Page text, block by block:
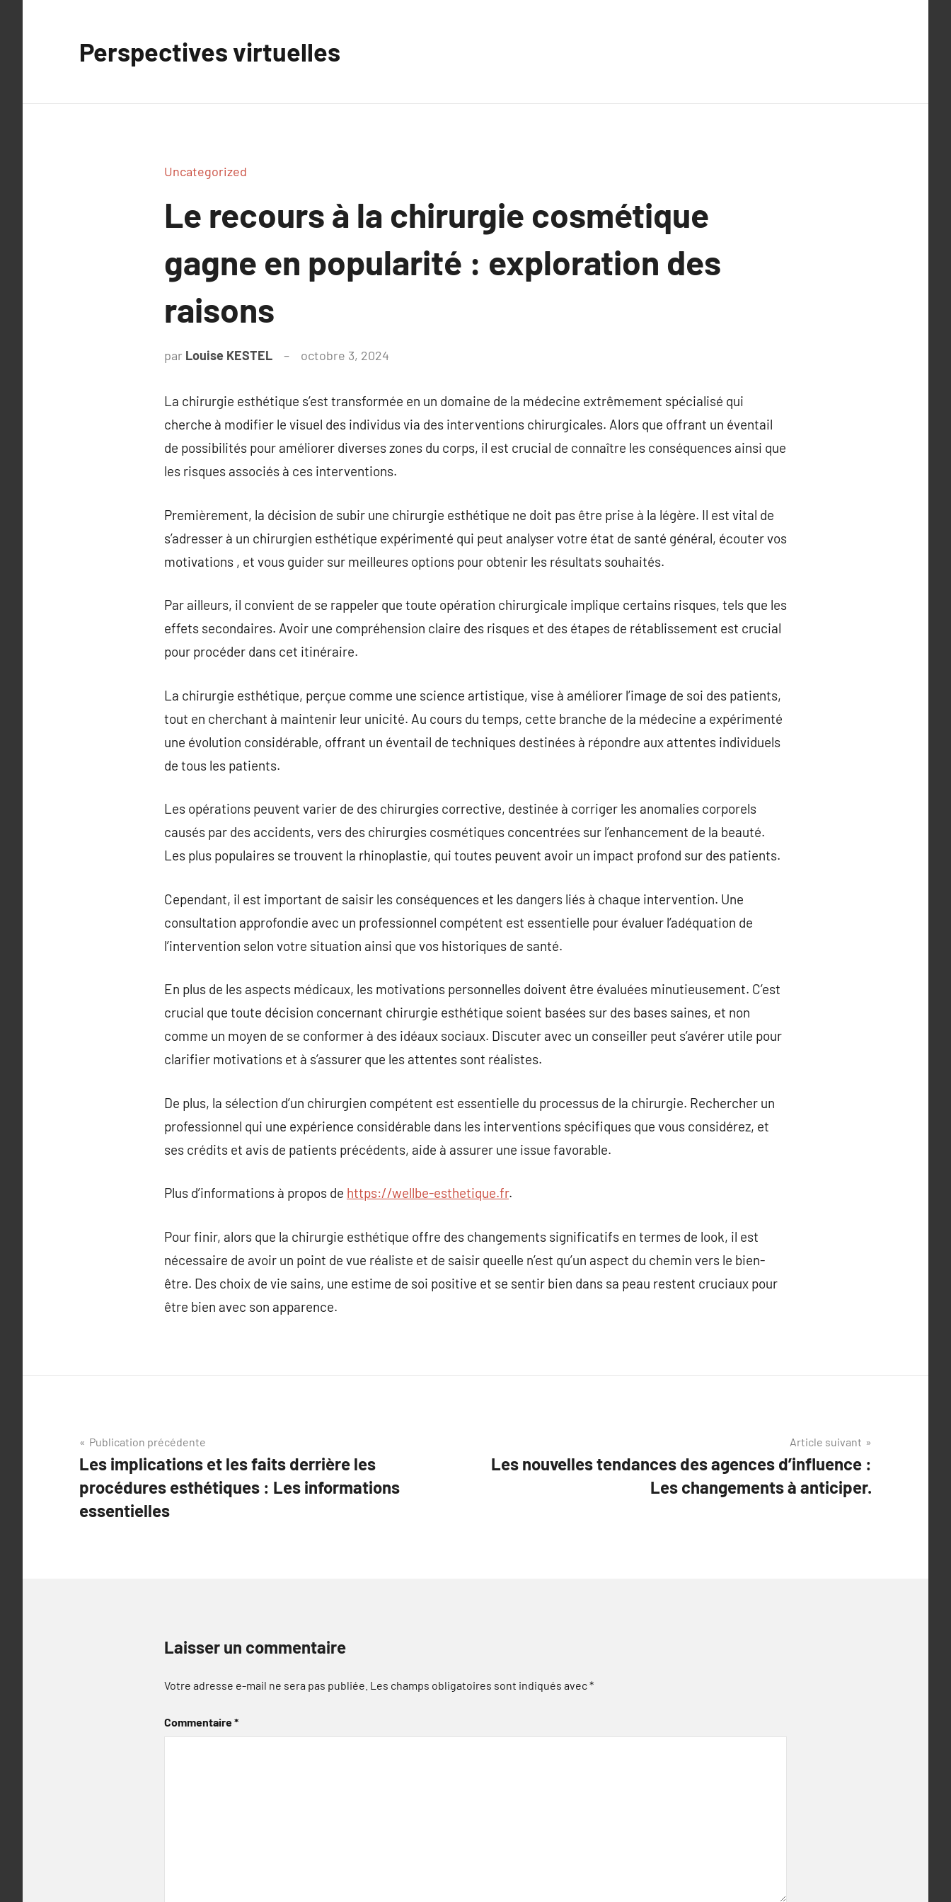
Perspectives virtuelles
Uncategorized
Le recours à la chirurgie cosmétique
gagne en popularité : exploration des
raisons
par Louise KESTEL octobre 3, 2024
La chirurgie esthétique s’est transformée en un domaine de la médecine extrêmement spécialisé qui
cherche à modifier le visuel des individus via des interventions chirurgicales. Alors que offrant un éventail
de possibilités pour améliorer diverses zones du corps, il est crucial de connaître les conséquences ainsi que
les risques associés à ces interventions.
Premièrement, la décision de subir une chirurgie esthétique ne doit pas être prise à la légère. Il est vital de
s’adresser à un chirurgien esthétique expérimenté qui peut analyser votre état de santé général, écouter vos
motivations , et vous guider sur meilleures options pour obtenir les résultats souhaités.
Par ailleurs, il convient de se rappeler que toute opération chirurgicale implique certains risques, tels que les
effets secondaires. Avoir une compréhension claire des risques et des étapes de rétablissement est crucial
pour procéder dans cet itinéraire.
La chirurgie esthétique, perçue comme une science artistique, vise à améliorer l’image de soi des patients,
tout en cherchant à maintenir leur unicité. Au cours du temps, cette branche de la médecine a expérimenté
une évolution considérable, offrant un éventail de techniques destinées à répondre aux attentes individuels
de tous les patients.
Les opérations peuvent varier de des chirurgies corrective, destinée à corriger les anomalies corporels
causés par des accidents, vers des chirurgies cosmétiques concentrées sur l’enhancement de la beauté.
Les plus populaires se trouvent la rhinoplastie, qui toutes peuvent avoir un impact profond sur des patients.
Cependant, il est important de saisir les conséquences et les dangers liés à chaque intervention. Une
consultation approfondie avec un professionnel compétent est essentielle pour évaluer l’adéquation de
l’intervention selon votre situation ainsi que vos historiques de santé.
En plus de les aspects médicaux, les motivations personnelles doivent être évaluées minutieusement. C’est
crucial que toute décision concernant chirurgie esthétique soient basées sur des bases saines, et non
comme un moyen de se conformer à des idéaux sociaux. Discuter avec un conseiller peut s’avérer utile pour
clarifier motivations et à s’assurer que les attentes sont réalistes.
De plus, la sélection d’un chirurgien compétent est essentielle du processus de la chirurgie. Rechercher un
professionnel qui une expérience considérable dans les interventions spécifiques que vous considérez, et
ses crédits et avis de patients précédents, aide à assurer une issue favorable.
Plus d’informations à propos de https://wellbe-esthetique.fr.
Pour finir, alors que la chirurgie esthétique offre des changements significatifs en termes de look, il est
nécessaire de avoir un point de vue réaliste et de saisir queelle n’est qu’un aspect du chemin vers le bien-
être. Des choix de vie sains, une estime de soi positive et se sentir bien dans sa peau restent cruciaux pour
être bien avec son apparence.
Navigation
de
l’article
Publication précédente
Les implications et les faits derrière les
procédures esthétiques : Les informations
essentielles
Article suivant
Les nouvelles tendances des agences d’influence :
Les changements à anticiper.
Laisser un commentaire
Votre adresse e-mail ne sera pas publiée. Les champs obligatoires sont indiqués avec*
Commentaire*